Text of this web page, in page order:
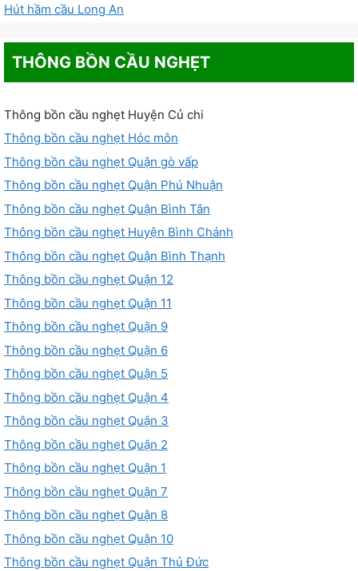
Hút hầm cầu Long An
THÔNG BỒN CẦU NGHẸT
Thông bồn cầu nghẹt Huyện Củ chi
Thông bồn cầu nghẹt Hóc môn
Thông bồn cầu nghẹt Quận gò vấp
Thông bồn cầu nghẹt Quận Phú Nhuận
Thông bồn cầu nghẹt Quận Bình Tân
Thông bồn cầu nghẹt Huyện Bình Chánh
Thông bồn cầu nghẹt Quận Bình Thạnh
Thông bồn cầu nghẹt Quận 12
Thông bồn cầu nghẹt Quận 11
Thông bồn cầu nghẹt Quận 9
Thông bồn cầu nghẹt Quận 6
Thông bồn cầu nghẹt Quận 5
Thông bồn cầu nghẹt Quận 4
Thông bồn cầu nghẹt Quận 3
Thông bồn cầu nghẹt Quận 2
Thông bồn cầu nghẹt Quận 1
Thông bồn cầu nghẹt Quận 7
Thông bồn cầu nghẹt Quận 8
Thông bồn cầu nghẹt Quận 10
Thông bồn cầu nghẹt Quận Thủ Đức